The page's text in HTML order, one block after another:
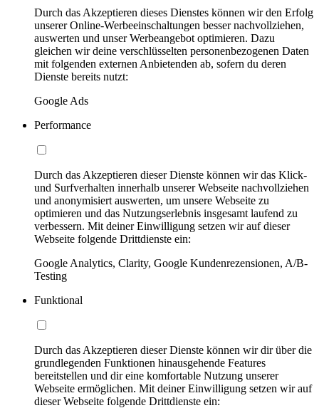
Durch das Akzeptieren dieses Dienstes können wir den Erfolg
unserer Online-Werbeeinschaltungen besser nachvollziehen,
auswerten und unser Werbeangebot optimieren. Dazu
gleichen wir deine verschlüsselten personenbezogenen Daten
mit folgenden externen Anbietenden ab, sofern du deren
Dienste bereits nutzt:
Google Ads
Performance
Durch das Akzeptieren dieser Dienste können wir das Klick-
und Surfverhalten innerhalb unserer Webseite nachvollziehen
und anonymisiert auswerten, um unsere Webseite zu
optimieren und das Nutzungserlebnis insgesamt laufend zu
verbessern. Mit deiner Einwilligung setzen wir auf dieser
Webseite folgende Drittdienste ein:
Google Analytics, Clarity, Google Kundenrezensionen, A/B-
Testing
Funktional
Durch das Akzeptieren dieser Dienste können wir dir über die
grundlegenden Funktionen hinausgehende Features
bereitstellen und dir eine komfortable Nutzung unserer
Webseite ermöglichen. Mit deiner Einwilligung setzen wir auf
dieser Webseite folgende Drittdienste ein: